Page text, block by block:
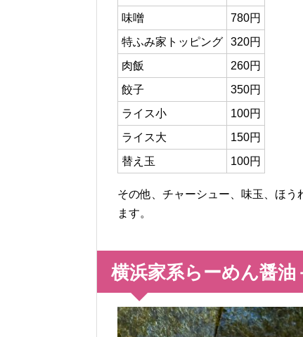
味噌
780円
特ふみ家トッピング
320円
肉飯
260円
餃子
350円
ライス小
100円
ライス大
150円
替え玉
100円
その他、チャーシュー、味玉、ほう
ます。
横浜家系らーめん醤油